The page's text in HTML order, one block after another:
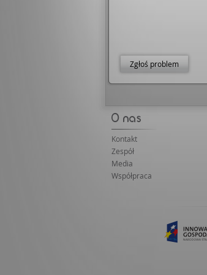
Zgłoś problem
Kontakt
Zespół
Media
Współpraca